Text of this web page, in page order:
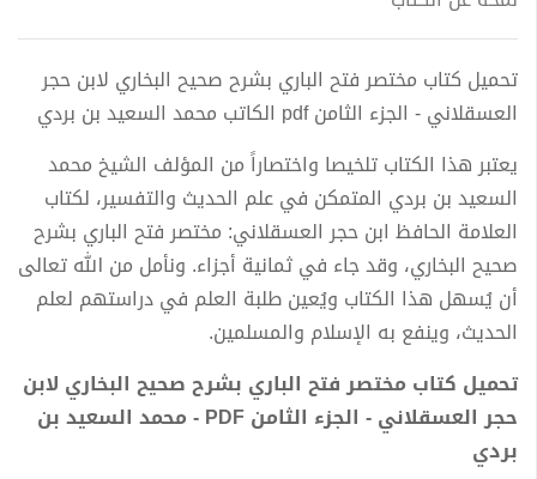
تحميل كتاب مختصر فتح الباري بشرح صحيح البخاري لابن حجر
العسقلاني - الجزء الثامن pdf الكاتب محمد السعيد بن بردي
يعتبر هذا الكتاب تلخيصا واختصاراً من المؤلف الشيخ محمد
السعيد بن بردي المتمكن في علم الحديث والتفسير، لكتاب
العلامة الحافظ ابن حجر العسقلاني: مختصر فتح الباري بشرح
صحيح البخاري، وقد جاء في ثمانية أجزاء. ونأمل من الله تعالى
أن يُسهل هذا الكتاب ويُعين طلبة العلم في دراستهم لعلم
الحديث، وينفع به الإسلام والمسلمين.
تحميل كتاب مختصر فتح الباري بشرح صحيح البخاري لابن
حجر العسقلاني - الجزء الثامن PDF - محمد السعيد بن
بردي